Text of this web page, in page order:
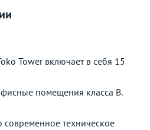
Tower включает в себя 15
помещения класса B.
современное техническое